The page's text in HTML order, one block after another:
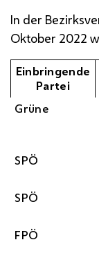
In der
Oktober 2022
Einbringende
Partei
Grüne
SPÖ
SPÖ
FPÖ